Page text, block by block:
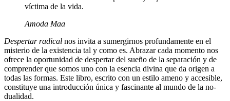
víctima de la vida.
Amoda Maa
Despertar radical nos invita a sumergirnos profundamente en el
misterio de la existencia tal y como es. Abrazar cada momento nos
ofrece la oportunidad de despertar del sueño de la separación y de
comprender que somos uno con la esencia divina que da origen a
todas las formas. Este libro, escrito con un estilo ameno y accesible,
constituye una introducción única y fascinante al mundo de la no-
dualidad.